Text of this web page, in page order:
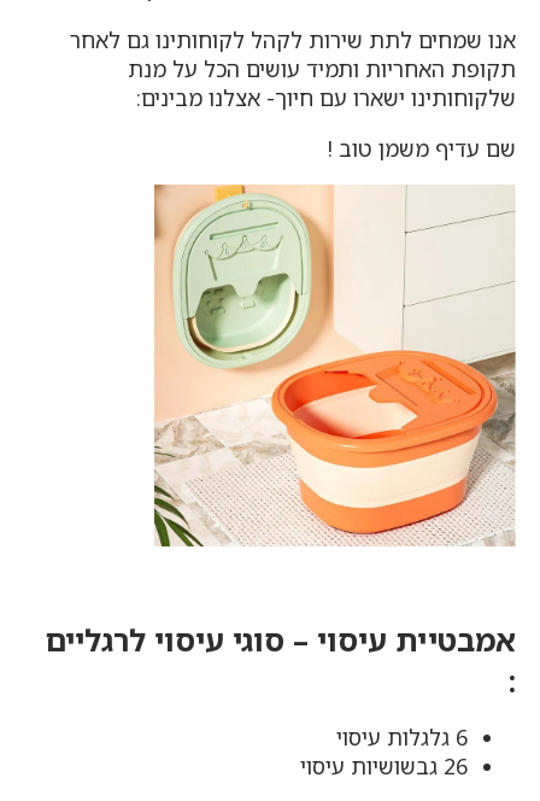
אנו שמחים לתת שירות לקהל לקוחותינו גם לאחר
תקופת האחריות ותמיד עושים הכל על מנת
שלקוחותינו ישארו עם חיוך- אצלנו מבינים:
שם עדיף משמן טוב !
אמבטיית עיסוי – סוגי עיסוי לרגליים
:
6 גלגלות עיסוי
26 גבשושיות עיסוי